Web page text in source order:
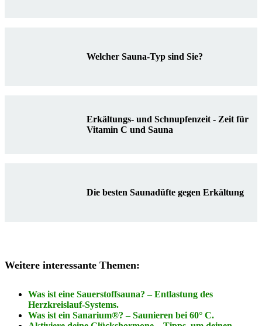
Welcher Sauna-Typ sind Sie?
Erkältungs- und Schnupfenzeit - Zeit für
Vitamin C und Sauna
Die besten Saunadüfte gegen Erkältung
Weitere interessante Themen:
Was ist eine Sauerstoffsauna? – Entlastung des
Herzkreislauf-Systems.
Was ist ein Sanarium®? – Saunieren bei 60° C.